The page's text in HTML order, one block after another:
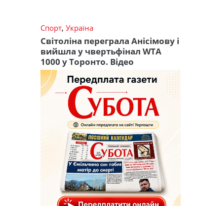
Спорт, Україна
Світоліна переграла Анісімову і
вийшла у чвертьфінал WTA
1000 у Торонто. Відео